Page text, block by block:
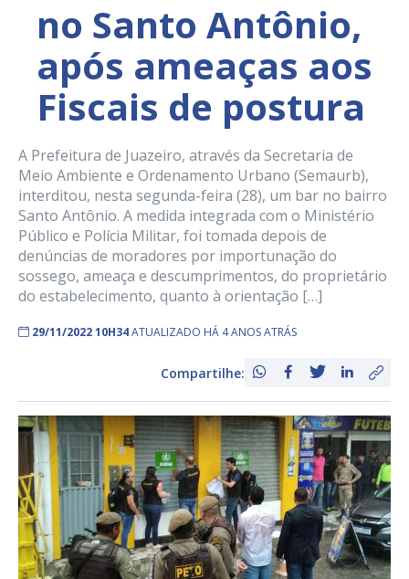
no Santo Antônio,
após ameaças aos
Fiscais de postura
A Prefeitura de Juazeiro, através da Secretaria de
Meio Ambiente e Ordenamento Urbano (Semaurb),
interditou, nesta segunda-feira (28), um bar no bairro
Santo Antônio. A medida integrada com o Ministério
Público e Polícia Militar, foi tomada depois de
denúncias de moradores por importunação do
sossego, ameaça e descumprimentos, do proprietário
do estabelecimento, quanto à orientação […]
29/11/2022 10H34ATUALIZADO HÁ 4 ANOS ATRÁS
Compartilhe: